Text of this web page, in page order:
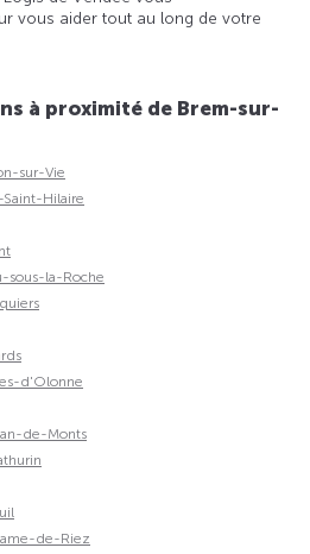
vous aider tout au long de votre
à proximité de Brem-sur-
sur-Vie
Saint-Hilaire
sous-la-Roche
d'Olonne
de-Monts
de-Riez